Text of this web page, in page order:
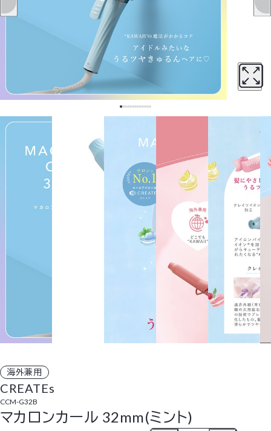
海外兼用
CREATEs
CCM-G32B
マカロンカール 32mm(ミント)